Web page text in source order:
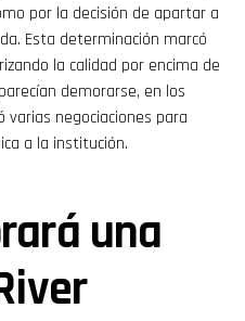
por la decisión de apartar a
Esta determinación marcó
la calidad por encima de
demorarse, en los
varias negociaciones para
a la institución.
una